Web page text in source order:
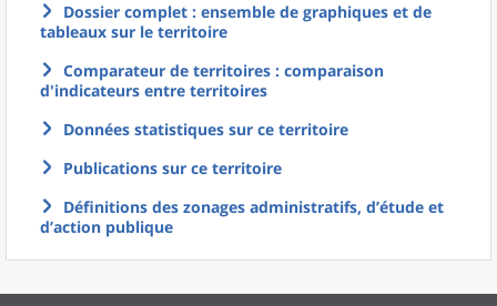
Dossier complet : ensemble de graphiques et de
tableaux sur le territoire
Comparateur de territoires : comparaison
d'indicateurs entre territoires
Données statistiques sur ce territoire
Publications sur ce territoire
Définitions des zonages administratifs, d’étude et
d’action publique